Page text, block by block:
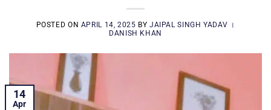
POSTED ON APRIL 14, 2025 BY JAIPAL SINGH YADAV ।
DANISH KHAN
14
Apr